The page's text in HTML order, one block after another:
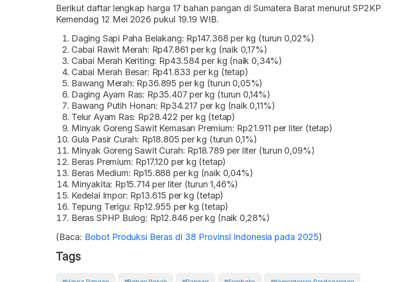
Berikut daftar lengkap harga 17 bahan pangan di Sumatera Barat menurut SP2KP
Kemendag 12 Mei 2026 pukul 19.19 WIB.
Daging Sapi Paha Belakang: Rp147.368 per kg (turun 0,02%)
Cabai Rawit Merah: Rp47.861 per kg (naik 0,17%)
Cabai Merah Keriting: Rp43.584 per kg (naik 0,34%)
Cabai Merah Besar: Rp41.833 per kg (tetap)
Bawang Merah: Rp36.895 per kg (turun 0,05%)
Daging Ayam Ras: Rp35.407 per kg (turun 0,14%)
Bawang Putih Honan: Rp34.217 per kg (naik 0,11%)
Telur Ayam Ras: Rp28.422 per kg (tetap)
Minyak Goreng Sawit Kemasan Premium: Rp21.911 per liter (tetap)
Gula Pasir Curah: Rp18.805 per kg (turun 0,1%)
Minyak Goreng Sawit Curah: Rp18.789 per liter (turun 0,09%)
Beras Premium: Rp17.120 per kg (tetap)
Beras Medium: Rp15.888 per kg (naik 0,04%)
Minyakita: Rp15.714 per liter (turun 1,46%)
Kedelai Impor: Rp13.615 per kg (tetap)
Tepung Terigu: Rp12.955 per kg (tetap)
Beras SPHP Bulog: Rp12.846 per kg (naik 0,28%)
(Baca: Bobot Produksi Beras di 38 Provinsi Indonesia pada 2025)
Tags